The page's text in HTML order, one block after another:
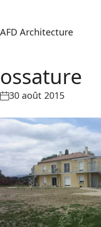
AFD Architecture
ossature
30 août 2015